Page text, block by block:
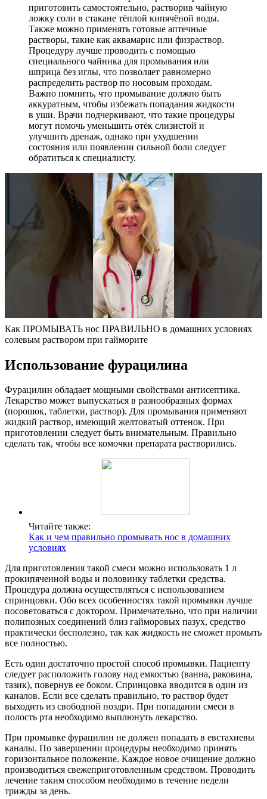
приготовить самостоятельно, растворив чайную
ложку соли в стакане тёплой кипячёной воды.
Также можно применять готовые аптечные
растворы, такие как аквамарис или физраствор.
Процедуру лучше проводить с помощью
специального чайника для промывания или
шприца без иглы, что позволяет равномерно
распределить раствор по носовым проходам.
Важно помнить, что промывание должно быть
аккуратным, чтобы избежать попадания жидкости
в уши. Врачи подчеркивают, что такие процедуры
могут помочь уменьшить отёк слизистой и
улучшить дренаж, однако при ухудшении
состояния или появлении сильной боли следует
обратиться к специалисту.
Как ПРОМЫВАТЬ нос ПРАВИЛЬНО в домашних условиях
солевым раствором при гайморите
Использование фурацилина
Фурацилин обладает мощными свойствами антисептика.
Лекарство может выпускаться в разнообразных формах
(порошок, таблетки, раствор). Для промывания применяют
жидкий раствор, имеющий желтоватый оттенок. При
приготовлении следует быть внимательным. Правильно
сделать так, чтобы все комочки препарата растворились.
Читайте также:
Как и чем правильно промывать нос в домашних
условиях
Для приготовления такой смеси можно использовать 1 л
прокипяченной воды и половинку таблетки средства.
Процедура должна осуществляться с использованием
спринцовки. Обо всех особенностях такой промывки лучше
посоветоваться с доктором. Примечательно, что при наличии
полипозных соединений близ гайморовых пазух, средство
практически бесполезно, так как жидкость не сможет промыть
все полностью.
Есть один достаточно простой способ промывки. Пациенту
следует расположить голову над емкостью (ванна, раковина,
тазик), повернув ее боком. Спринцовка вводится в один из
каналов. Если все сделать правильно, то раствор будет
выходить из свободной ноздри. При попадании смеси в
полость рта необходимо выплюнуть лекарство.
При промывке фурацилин не должен попадать в евстахиевы
каналы. По завершении процедуры необходимо принять
горизонтальное положение. Каждое новое очищение должно
производиться свежеприготовленным средством. Проводить
лечение таким способом необходимо в течение недели
трижды за день.